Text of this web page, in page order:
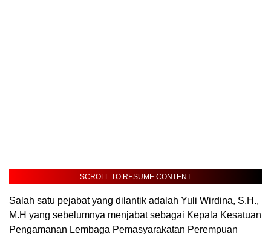
SCROLL TO RESUME CONTENT
Salah satu pejabat yang dilantik adalah Yuli Wirdina, S.H.,
M.H yang sebelumnya menjabat sebagai Kepala Kesatuan
Pengamanan Lembaga Pemasyarakatan Perempuan